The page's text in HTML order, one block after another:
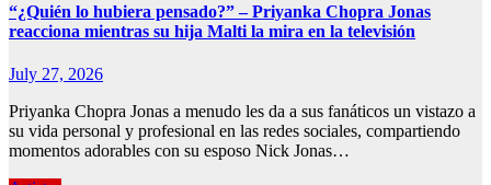
“¿Quién lo hubiera pensado?” – Priyanka Chopra Jonas
reacciona mientras su hija Malti la mira en la televisión
July 27, 2026
Priyanka Chopra Jonas a menudo les da a sus fanáticos un vistazo a
su vida personal y profesional en las redes sociales, compartiendo
momentos adorables con su esposo Nick Jonas…